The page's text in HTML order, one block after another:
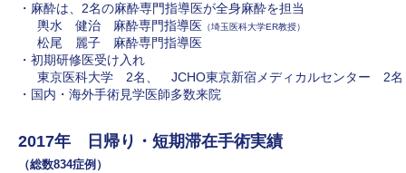
麻酔は、2名の麻酔専門指導医が全身麻酔を担当
輿水 健治 麻酔専門指導医 （埼玉医科大学ER教授）
松尾 麗子 麻酔専門指導医
初期研修医受け入れ
東京医科大学 2名、 JCHO東京新宿メディカルセンター 2名
国内・海外手術見学医師多数来院
2017年 日帰り・短期滞在手術実績
（総数834症例）